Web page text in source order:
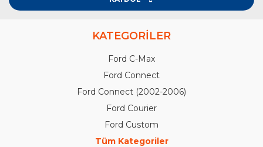
KATEGORİLER
Ford C-Max
Ford Connect
Ford Connect (2002-2006)
Ford Courier
Ford Custom
Tüm Kategoriler